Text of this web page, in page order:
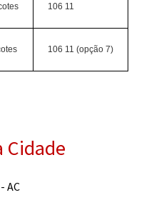
106 11
106 11 (opção 7)
Cidade
- AC